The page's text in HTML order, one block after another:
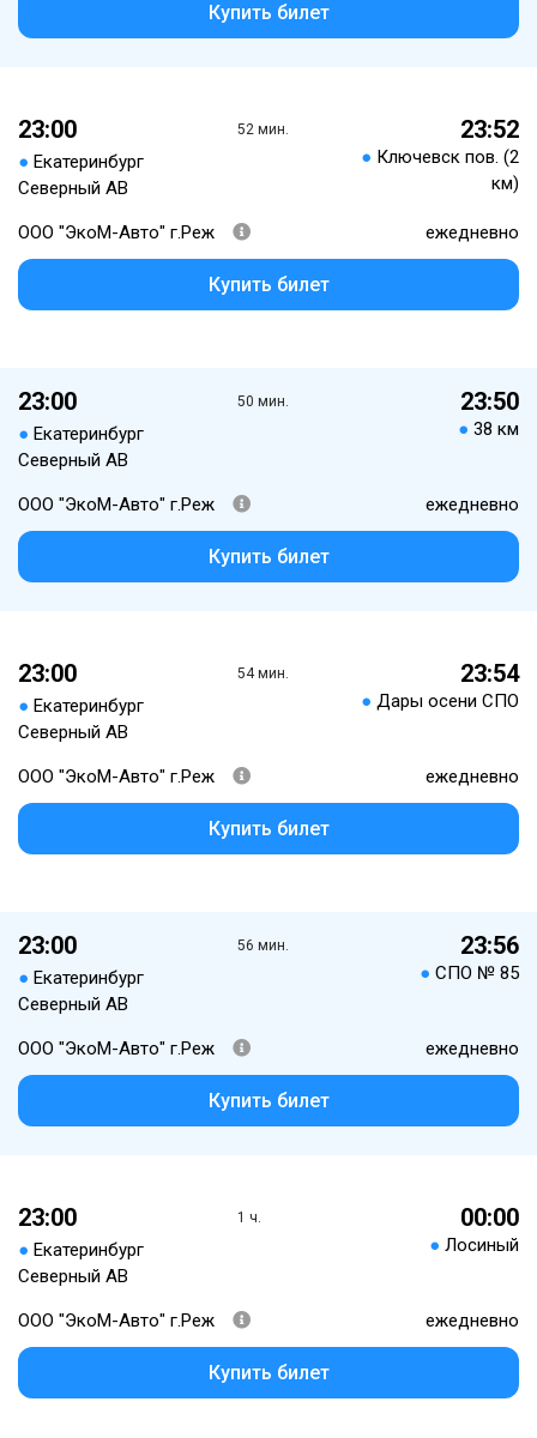
Купить билет
23:00
● Екатеринбург
Северный АВ
52 мин. 23:52
● Ключевск пов. (2
км)
ООО "ЭкоМ-Авто" г.Реж ежедневно
Купить билет
23:00
● Екатеринбург
Северный АВ
50 мин. 23:50
● 38 км
ООО "ЭкоМ-Авто" г.Реж ежедневно
Купить билет
23:00
● Екатеринбург
Северный АВ
54 мин. 23:54
● Дары осени СПО
ООО "ЭкоМ-Авто" г.Реж ежедневно
Купить билет
23:00
● Екатеринбург
Северный АВ
56 мин. 23:56
● СПО № 85
ООО "ЭкоМ-Авто" г.Реж ежедневно
Купить билет
23:00
● Екатеринбург
Северный АВ
1 ч. 00:00
● Лосиный
ООО "ЭкоМ-Авто" г.Реж ежедневно
Купить билет